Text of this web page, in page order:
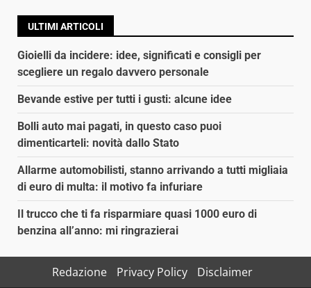
ULTIMI ARTICOLI
Gioielli da incidere: idee, significati e consigli per
scegliere un regalo davvero personale
Bevande estive per tutti i gusti: alcune idee
Bolli auto mai pagati, in questo caso puoi
dimenticarteli: novità dallo Stato
Allarme automobilisti, stanno arrivando a tutti migliaia
di euro di multa: il motivo fa infuriare
Il trucco che ti fa risparmiare quasi 1000 euro di
benzina all’anno: mi ringrazierai
Redazione Privacy Policy Disclaimer